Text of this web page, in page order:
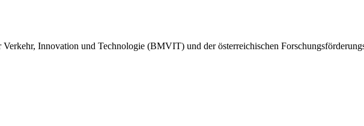
Innovation und Technologie (BMVIT) und der österreichischen